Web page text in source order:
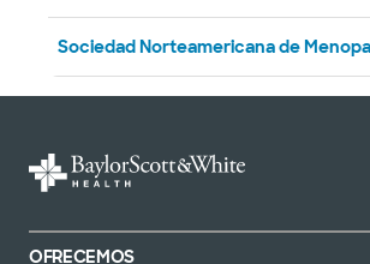
Sociedad Norteamericana de
OFRECEMOS